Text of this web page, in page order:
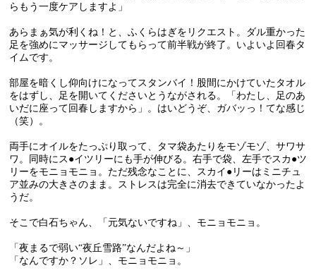
らもう一度ケアしますよ」
あらまぁ気が利くね！と、ふくらはぎをリクエスト。ダル重かった
足を強めにマッサージしてもらって前半戦が終了。いよいよ回春タ
イムです。
部屋を暗くし仰向けになってスタンバイ！股間にかけていたタオル
をはずし、足を開いてくださいとうながされる。「わたし、足のあ
いだに座って回春しますから」。はいどうぞ、ガバッっ！てな感じ
（笑）。
両手にオイルをたっぷり取って、タマ袋あたりをモゾモゾ、サワサ
ワ。同時にス●イツリーにも手が伸びる。右手で袋、左手でスカ●ツ
リーをモニョモニョ。ただ残念なことに、スカイ●リーはミニチュ
ア並みの大きさのまま。ストレスは完全に消去できていなかったよ
うだ。
そこで白石ちゃん、「元気ないですね」、モニョモニョ。
「夜まるで弱い“夜丘雪路”なんだよね～」
「なんですか？ソレ」、モニョモニョ。